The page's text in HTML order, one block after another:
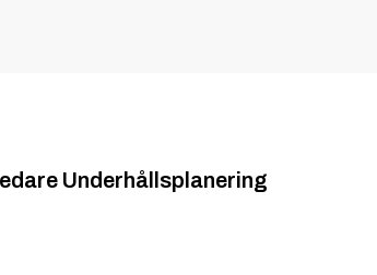
Underhållsplanering